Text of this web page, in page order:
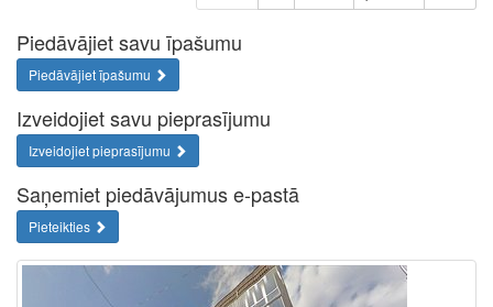
Piedāvājiet savu īpašumu
Piedāvājiet īpašumu
Izveidojiet savu pieprasījumu
Izveidojiet pieprasījumu
Saņemiet piedāvājumus e-pastā
Pieteikties